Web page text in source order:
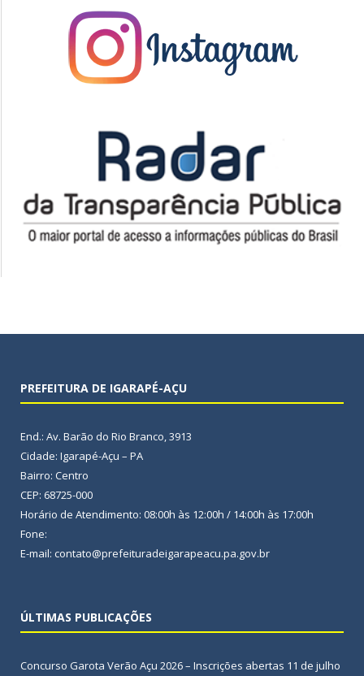
PREFEITURA DE IGARAPÉ-AÇU
End.: Av. Barão do Rio Branco, 3913
Cidade: Igarapé-Açu – PA
Bairro: Centro
CEP: 68725-000
Horário de Atendimento: 08:00h às 12:00h / 14:00h às 17:00h
Fone:
E-mail: contato@prefeituradeigarapeacu.pa.gov.br
ÚLTIMAS PUBLICAÇÕES
Concurso Garota Verão Açu 2026 – Inscrições abertas 11 de julho